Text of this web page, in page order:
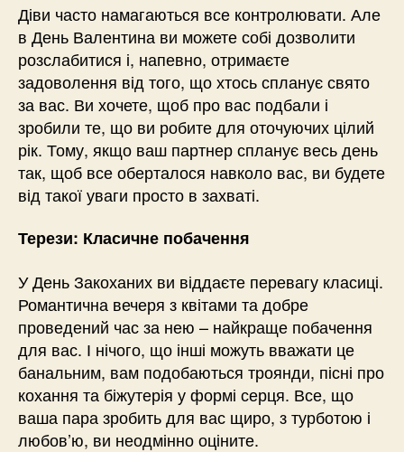
Діви часто намагаються все контролювати. Але
в День Валентина ви можете собі дозволити
розслабитися і, напевно, отримаєте
задоволення від того, що хтось спланує свято
за вас. Ви хочете, щоб про вас подбали і
зробили те, що ви робите для оточуючих цілий
рік. Тому, якщо ваш партнер спланує весь день
так, щоб все оберталося навколо вас, ви будете
від такої уваги просто в захваті.
Терези: Класичне побачення
У День Закоханих ви віддаєте перевагу класиці.
Романтична вечеря з квітами та добре
проведений час за нею – найкраще побачення
для вас. І нічого, що інші можуть вважати це
банальним, вам подобаються троянди, пісні про
кохання та біжутерія у формі серця. Все, що
ваша пара зробить для вас щиро, з турботою і
любов’ю, ви неодмінно оціните.